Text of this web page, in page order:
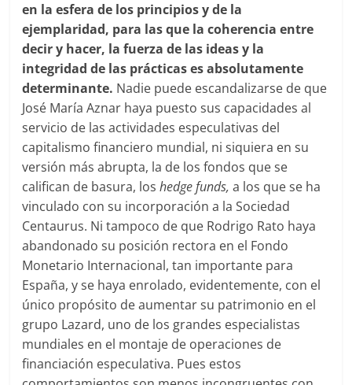
en la esfera de los principios y de la
ejemplaridad, para las que la coherencia entre
decir y hacer, la fuerza de las ideas y la
integridad de las prácticas es absolutamente
determinante. Nadie puede escandalizarse de que
José María Aznar haya puesto sus capacidades al
servicio de las actividades especulativas del
capitalismo financiero mundial, ni siquiera en su
versión más abrupta, la de los fondos que se
califican de basura, loshedgefunds, a los que se ha
vinculado con su incorporación a la Sociedad
Centaurus. Ni tampoco de que Rodrigo Rato haya
abandonado su posición rectora en el Fondo
Monetario Internacional, tan importante para
España, y se haya enrolado, evidentemente, con el
único propósito de aumentar su patrimonio en el
grupo Lazard, uno de los grandes especialistas
mundiales en el montaje de operaciones de
financiación especulativa. Pues estos